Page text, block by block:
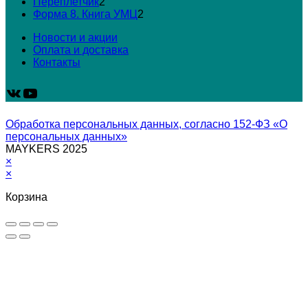
товара
Форма 8. Книга УМЦ 2
Новости и акции
Оплата и доставка
Контакты
ВКонтакте
YouTube
Обработка персональных данных, согласно 152-ФЗ «О
персональных данных»
MAYKERS 2025
×
×
Корзина